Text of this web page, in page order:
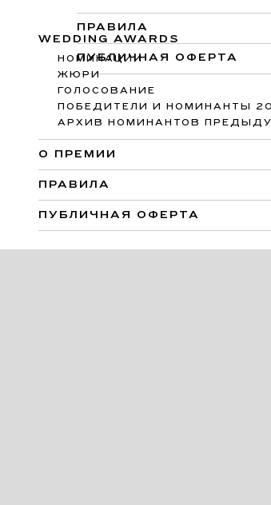
ПРАВИЛА
ПУБЛИЧНАЯ ОФЕРТА
WEDDING AWARDS
НОМИНАЦИИ
ЖЮРИ
ГОЛОСОВАНИЕ
ПОБЕДИТЕЛИ И НОМИНАНТЫ
АРХИВ НОМИНАНТОВ
О ПРЕМИИ
ПРАВИЛА
ПУБЛИЧНАЯ ОФЕРТА